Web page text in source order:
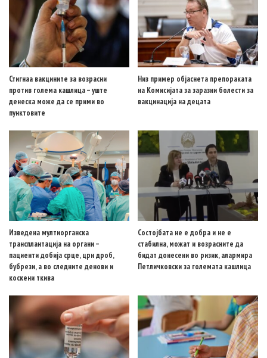
Стигнаа вакцините за возрасни
против голема кашлица – уште
денеска може да се прими во
пунктовите
Низ пример објаснета препораката
на Комисијата за заразни болести за
вакцинација на децата
Изведена мултиорганска
трансплантација на органи –
пациенти добија срце, црн дроб,
бубрези, а во следните денови и
коскени ткива
Состојбата не е добра и не е
стабилна, можат и возрасните да
бидат донесени во ризик, алармира
Петличковски за големата кашлица